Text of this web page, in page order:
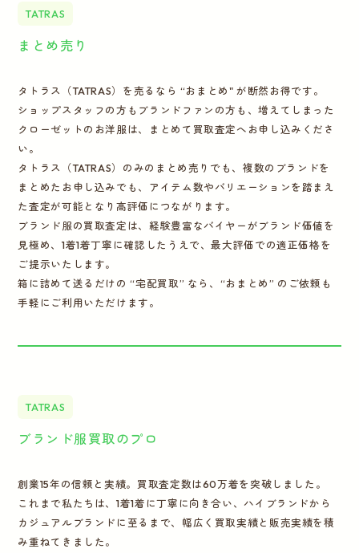
TATRAS
まとめ売り
タトラス（TATRAS）を売るなら “おまとめ" が断然お得です。
ショップスタッフの方もブランドファンの方も、増えてしまった
クローゼットのお洋服は、まとめて買取査定へお申し込みくださ
い。
タトラス（TATRAS）のみのまとめ売りでも、複数のブランドを
まとめたお申し込みでも、アイテム数やバリエーションを踏まえ
た査定が可能となり高評価につながります。
ブランド服の買取査定は、経験豊富なバイヤーがブランド価値を
見極め、1着1着丁寧に確認したうえで、最大評価での適正価格を
ご提示いたします。
箱に詰めて送るだけの “宅配買取” なら、“おまとめ” のご依頼も
手軽にご利用いただけます。
TATRAS
ブランド服買取のプロ
創業15年の信頼と実績。買取査定数は60万着を突破しました。
これまで私たちは、1着1着に丁寧に向き合い、ハイブランドから
カジュアルブランドに至るまで、幅広く買取実績と販売実績を積
み重ねてきました。